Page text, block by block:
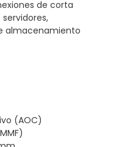
de corta
almacenamiento
(AOC)